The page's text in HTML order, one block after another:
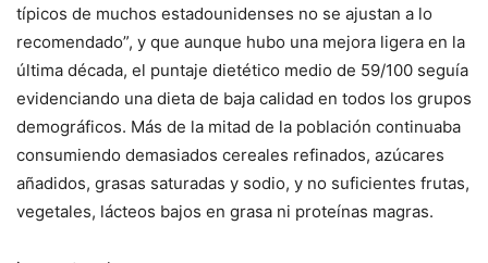
típicos de muchos estadounidenses no se ajustan a lo
recomendado”, y que aunque hubo una mejora ligera en la
última década, el puntaje dietético medio de 59/100 seguía
evidenciando una dieta de baja calidad en todos los grupos
demográficos. Más de la mitad de la población continuaba
consumiendo demasiados cereales refinados, azúcares
añadidos, grasas saturadas y sodio, y no suficientes frutas,
vegetales, lácteos bajos en grasa ni proteínas magras.